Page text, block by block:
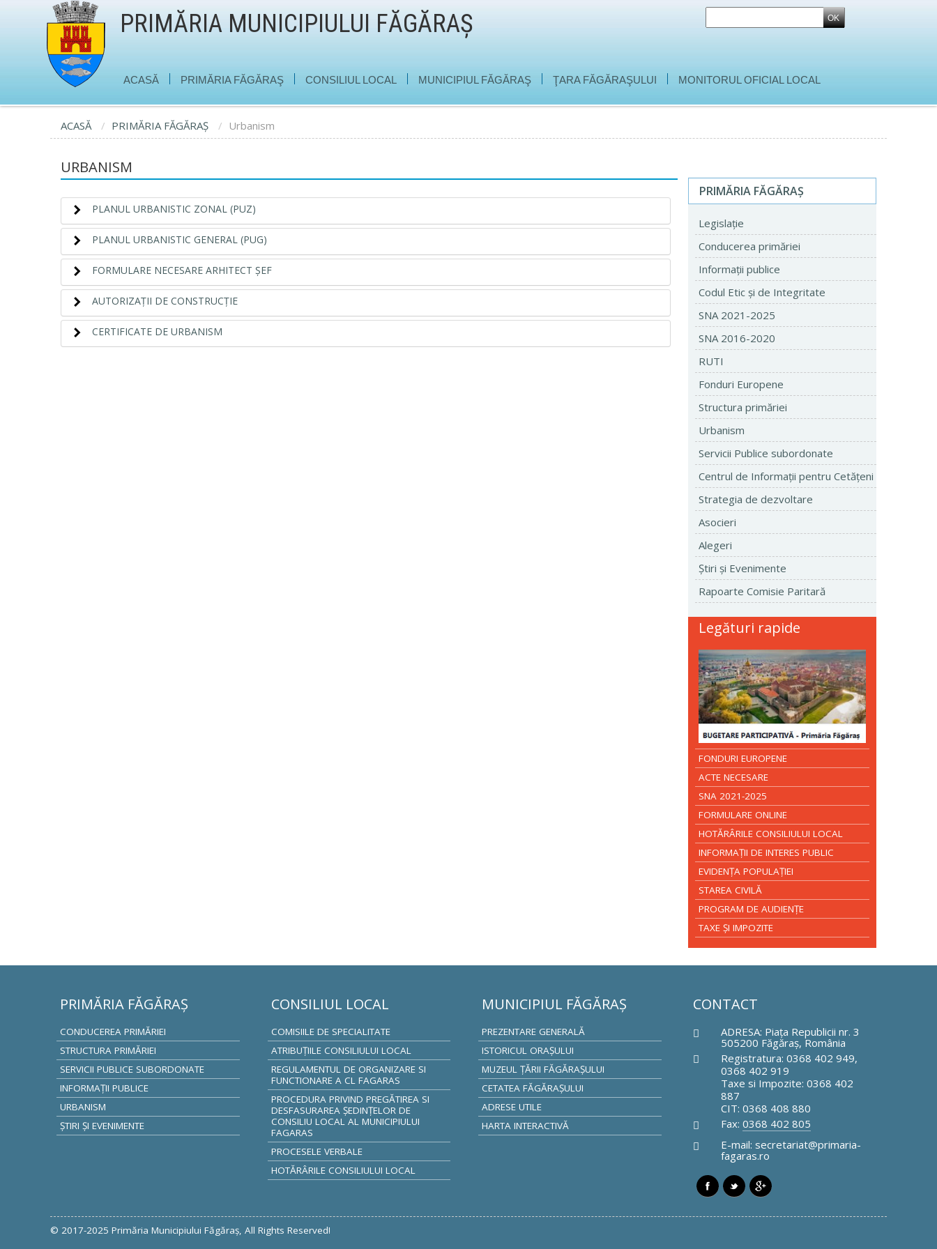
PRIMĂRIA MUNICIPIULUI FĂGĂRAŞ
ACASĂ PRIMĂRIA FĂGĂRAŞ CONSILIUL LOCAL MUNICIPIUL FĂGĂRAŞ ŢARA FĂGĂRAŞULUI MONITORUL OFICIAL LOCAL
ACASĂ PRIMĂRIA FĂGĂRAŞ Urbanism
URBANISM
PLANUL URBANISTIC ZONAL (PUZ)
PLANUL URBANISTIC GENERAL (PUG)
FORMULARE NECESARE ARHITECT ŞEF
AUTORIZAŢII DE CONSTRUCŢIE
CERTIFICATE DE URBANISM
PRIMĂRIA FĂGĂRAŞ
Legislaţie
Conducerea primăriei
Informaţii publice
Codul Etic şi de Integritate
SNA 2021-2025
SNA 2016-2020
RUTI
Fonduri Europene
Structura primăriei
Urbanism
Servicii Publice subordonate
Centrul de Informaţii pentru Cetăţeni
Strategia de dezvoltare
Asocieri
Alegeri
Ştiri şi Evenimente
Rapoarte Comisie Paritară
Legături rapide
FONDURI EUROPENE
ACTE NECESARE
SNA 2021-2025
FORMULARE ONLINE
HOTĂRÂRILE CONSILIULUI LOCAL
INFORMAŢII DE INTERES PUBLIC
EVIDENŢA POPULAŢIEI
STAREA CIVILĂ
PROGRAM DE AUDIENŢE
TAXE ŞI IMPOZITE
PRIMĂRIA FĂGĂRAŞ
CONDUCEREA PRIMĂRIEI
STRUCTURA PRIMĂRIEI
SERVICII PUBLICE SUBORDONATE
INFORMAŢII PUBLICE
URBANISM
ŞTIRI ŞI EVENIMENTE
CONSILIUL LOCAL
COMISIILE DE SPECIALITATE
ATRIBUŢIILE CONSILIULUI LOCAL
REGULAMENTUL DE ORGANIZARE SI
FUNCTIONARE A CL FAGARAS
PROCEDURA PRIVIND PREGĂTIREA SI
DESFASURAREA ȘEDINȚELOR DE
CONSILIU LOCAL AL MUNICIPIULUI
FAGARAS
PROCESELE VERBALE
HOTĂRÂRILE CONSILIULUI LOCAL
MUNICIPIUL FĂGĂRAŞ
PREZENTARE GENERALĂ
ISTORICUL ORAŞULUI
MUZEUL ŢĂRII FĂGĂRAŞULUI
CETATEA FĂGĂRAŞULUI
ADRESE UTILE
HARTA INTERACTIVĂ
CONTACT
ADRESA: Piaţa Republicii nr. 3
505200 Făgăraş, România
Registratura: 0368 402 949,
0368 402 919
Taxe si Impozite: 0368 402
887
CIT: 0368 408 880
Fax: 0368 402 805
E-mail: secretariat@primaria-
fagaras.ro
© 2017-2025 Primăria Municipiului Făgăraş, All Rights Reserved!